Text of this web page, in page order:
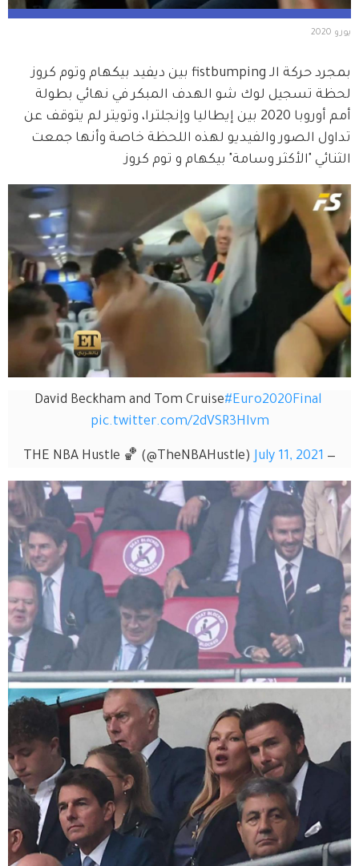
يورو 2020
بمجرد حركة الـ fistbumping بين ديفيد بيكهام وتوم كروز
لحظة تسجيل لوك شو الهدف المبكر في نهائي بطولة
أمم أوروبا 2020 بين إيطاليا وإنجلترا، وتويتر لم يتوقف عن
تداول الصور والفيديو لهذه اللحظة خاصة وأنها جمعت
الثنائي "الأكثر وسامة" بيكهام و توم كروز
David Beckham and Tom Cruise#Euro2020Final
pic.twitter.com/2dVSR3HIvm
— THE NBA Hustle 🏀 (@TheNBAHustle)
July 11, 2021